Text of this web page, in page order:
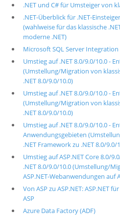
.NET und C# für Umsteiger von
.NET-Überblick für .NET-
(wahlweise für das klassische
moderne .NET)
Microsoft SQL Server Integration
Umstieg auf .NET 8.0/9.0/10.0 -
(Umstellung/Migration von
.NET 8.0/9.0/10.0)
Umstieg auf .NET 8.0/9.0/10.0 -
(Umstellung/Migration von
.NET 8.0/9.0/10.0)
Umstieg auf .NET 8.0/9.0/10.0 -
Anwendungsgebieten
.NET Framework zu .NET 8.0/9.0/
Umstieg auf ASP.NET Core 8.0/
.NET 8.0/9.0/10.0 (Umstellung/
ASP.NET-Webanwendungen auf
Von ASP zu ASP.NET: ASP.NET
ASP
Azure Data Factory (ADF)